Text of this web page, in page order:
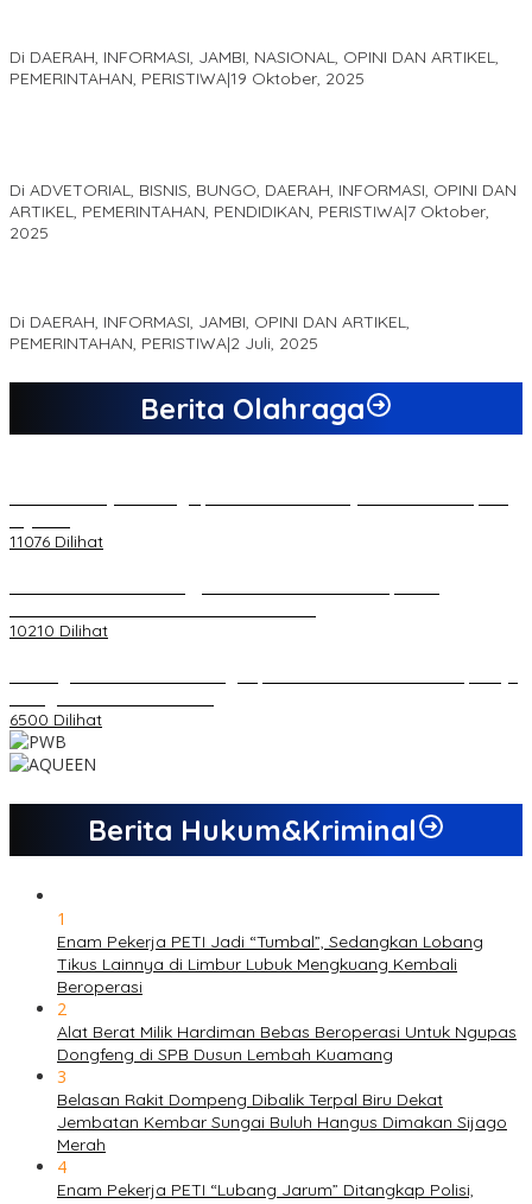
Di DAERAH, INFORMASI, JAMBI, NASIONAL, OPINI DAN ARTIKEL,
PEMERINTAHAN, PERISTIWA|19 Oktober, 2025
Di ADVETORIAL, BISNIS, BUNGO, DAERAH, INFORMASI, OPINI DAN
ARTIKEL, PEMERINTAHAN, PENDIDIKAN, PERISTIWA|7 Oktober,
2025
Di DAERAH, INFORMASI, JAMBI, OPINI DAN ARTIKEL,
PEMERINTAHAN, PERISTIWA|2 Juli, 2025
Berita Olahraga
11076 Dilihat
10210 Dilihat
6500 Dilihat
Berita Hukum&Kriminal
1
Enam Pekerja PETI Jadi “Tumbal”, Sedangkan Lobang
Tikus Lainnya di Limbur Lubuk Mengkuang Kembali
Beroperasi
2
Alat Berat Milik Hardiman Bebas Beroperasi Untuk Ngupas
Dongfeng di SPB Dusun Lembah Kuamang
3
Belasan Rakit Dompeng Dibalik Terpal Biru Dekat
Jembatan Kembar Sungai Buluh Hangus Dimakan Sijago
Merah
4
Enam Pekerja PETI “Lubang Jarum” Ditangkap Polisi,